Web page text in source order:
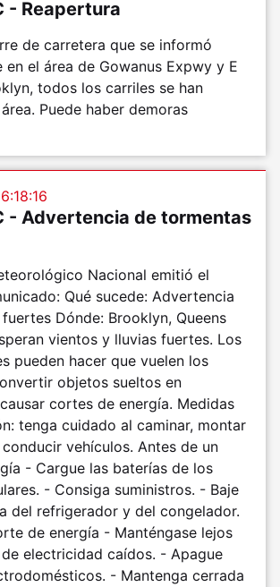
- Reapertura
de carretera que se informó
en el área de Gowanus Expwy y E
todos los carriles se han
Puede haber demoras
- Advertencia de tormentas
Nacional emitió el
Qué sucede: Advertencia
Dónde: Brooklyn, Queens
vientos y lluvias fuertes. Los
pueden hacer que vuelen los
objetos sueltos en
cortes de energía. Medidas
tenga cuidado al caminar, montar
vehículos. Antes de un
- Cargue las baterías de los
- Consiga suministros. - Baje
del refrigerador y del congelador.
de energía - Manténgase lejos
electricidad caídos. - Apague
- Mantenga cerrada